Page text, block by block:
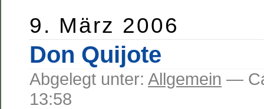
9. März 2006
Don Quijote
Abgelegt unter: Allgemein —
13:58